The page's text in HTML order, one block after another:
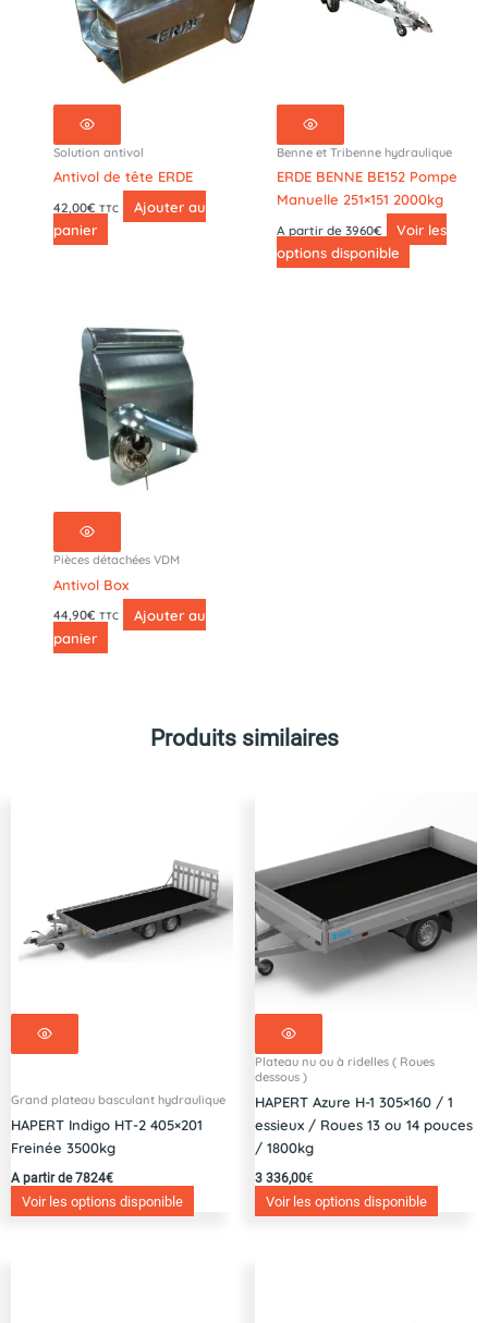
Solution antivol
Antivol de tête ERDE
42,00€ TTC
Ajouter au
panier
Benne et Tribenne hydraulique
ERDE BENNE BE152 Pompe
Manuelle 251×151 2000kg
A partir de 3960€
Voir les
options disponible
Pièces détachées VDM
Antivol Box
44,90€ TTC
Ajouter au
panier
Produits similaires
Grand plateau basculant hydraulique
HAPERT Indigo HT-2 405×201
Freinée 3500kg
A partir de 7824€
Voir les options disponible
Plateau nu ou à ridelles ( Roues
dessous )
HAPERT Azure H-1 305×160 / 1
essieux / Roues 13 ou 14 pouces
/ 1800kg
3 336,00€
Voir les options disponible